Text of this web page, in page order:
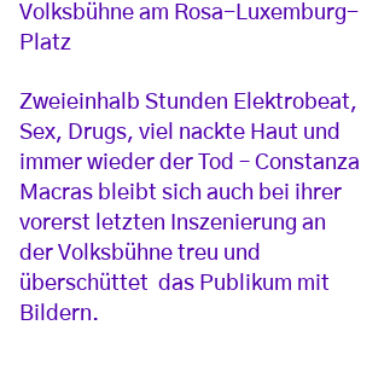
Volksbühne am Rosa-Luxemburg-
Platz
Zweieinhalb Stunden Elektrobeat,
Sex, Drugs, viel nackte Haut und
immer wieder der Tod – Constanza
Macras bleibt sich auch bei ihrer
vorerst letzten Inszenierung an
der Volksbühne treu und
überschüttet das Publikum mit
Bildern.